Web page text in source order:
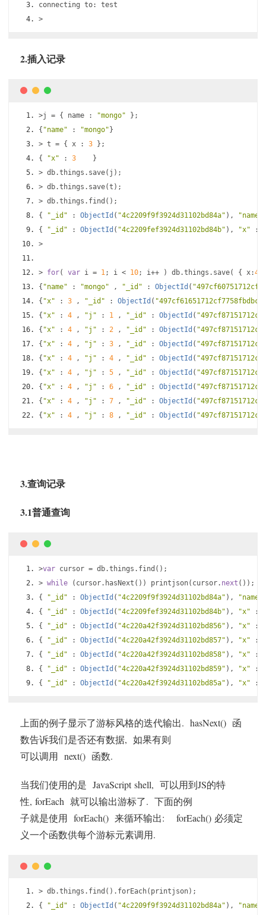
connecting to:
test
>
2.插入记录
>j = { name : "mongo"
};
{ "name" : "mongo" }
> t = { x : 3
};
{
"x" : 3
}
> db.things . save( j );
> db.things . save(t );
> db.things . find ();
{
"_id" : ObjectId ( "4c2209f9f3924d31102bd84a" ),
"name"
{
"_id" : ObjectId ( "4c2209fef3924d31102bd84b" ), "x" :
>
> for( var i = 1; i < 10; i++ ) db.things . save( { x:4
{ "name" : "mongo" , "_id" : ObjectId (
{ "x" : 3 , "_id" : ObjectId ( "497cf61651712cf7758fbdbc"
{ "x" : 4 , "j" : 1 , "_id" : ObjectId (
{ "x" : 4 , "j" : 2 , "_id" : ObjectId (
{ "x" : 4 , "j" : 3 , "_id" : ObjectId (
{ "x" : 4 , "j" : 4 , "_id" : ObjectId (
{ "x" : 4 , "j" : 5 , "_id" : ObjectId (
{ "x" : 4 , "j" : 6 , "_id" : ObjectId (
{ "x" : 4 , "j" : 7 , "_id" : ObjectId (
{ "x" : 4 , "j" : 8 , "_id" : ObjectId (
3.查询记录
3.1普通查询
>var cursor = db.things . find ();
> while ( cursor. hasNext ()) printjson( cursor. next ());
{
"_id" : ObjectId ( "4c2209f9f3924d31102bd84a" ),
"name"
{
"_id" : ObjectId ( "4c2209fef3924d31102bd84b" ), "x" :
{
"_id" : ObjectId ( "4c220a42f3924d31102bd856" ), "x" :
{
"_id" : ObjectId ( "4c220a42f3924d31102bd857" ), "x" :
{
"_id" : ObjectId ( "4c220a42f3924d31102bd858" ), "x" :
{
"_id" : ObjectId ( "4c220a42f3924d31102bd859" ), "x" :
{
"_id" : ObjectId ( "4c220a42f3924d31102bd85a" ), "x" :
上面的例子显示了游标风格的迭代输出. hasNext() 函
数告诉我们是否还有数据, 如果有则
可以调用 next() 函数.
当我们使用的是 JavaScript shell, 可以用到JS的特
性, forEach 就可以输出游标了. 下面的例
子就是使用 forEach() 来循环输出: forEach() 必须定
义一个函数供每个游标元素调用.
> db.things . find (). forEach( printjson);
{
"_id" : ObjectId ( "4c2209f9f3924d31102bd84a" ), "name"